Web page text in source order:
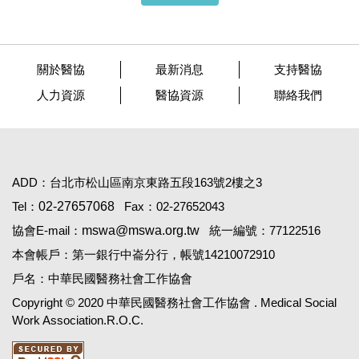
關於醫協 最新消息
支持醫協
人力資源
醫協資源 聯絡我們
ADD：台北市松山區南京東路五段163號2樓之3
Tel： 02-27657068
Fax：02-27652043
協會E-mail： mswa@mswa.org.tw
統一編號：77122516
本會帳戶：第一銀行中崙分行，帳號14210072910
戶名：中華民國醫務社會工作協會
Copyright © 2020 中華民國醫務社會工作協會 . Medical Social
Work Association.R.O.C.